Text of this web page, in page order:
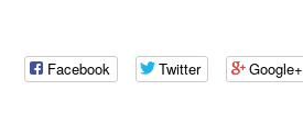
Facebook Twitter Google+